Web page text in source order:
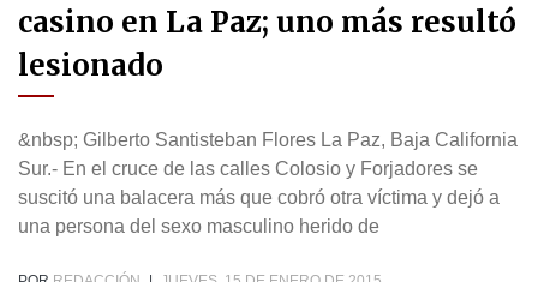
casino en La Paz; uno más resultó
lesionado
&nbsp; Gilberto Santisteban Flores La Paz, Baja California
Sur.- En el cruce de las calles Colosio y Forjadores se
suscitó una balacera más que cobró otra víctima y dejó a
una persona del sexo masculino herido de